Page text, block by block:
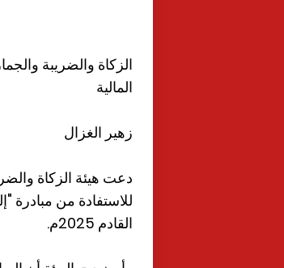
الزكاة والضريبة
المالية
زهير الغزال
دعت هيئة الزكاة
القادم 2025م.